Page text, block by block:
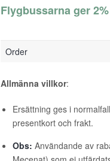
Flygbussarna ger
Order
Allmänna villkor:
Ersättning ges i
presentkort och frakt.
Obs: Användande av